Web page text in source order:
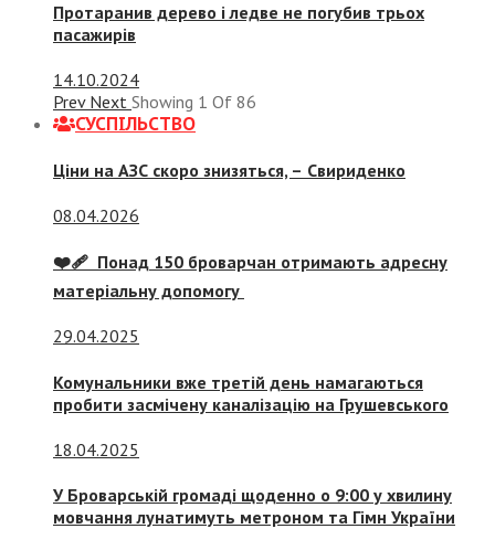
Протаранив дерево і ледве не погубив трьох
пасажирів
14.10.2024
Prev Next Showing 1 Of 86
СУСПIЛЬСТВО
Ціни на АЗС скоро знизяться, – Свириденко
08.04.2026
❤️‍🩹 Понад 150 броварчан отримають адресну
матеріальну допомогу
29.04.2025
Комунальники вже третій день намагаються
пробити засмічену каналізацію на Грушевського
18.04.2025
У Броварській громаді щоденно о 9:00 у хвилину
мовчання лунатимуть метроном та Гімн України